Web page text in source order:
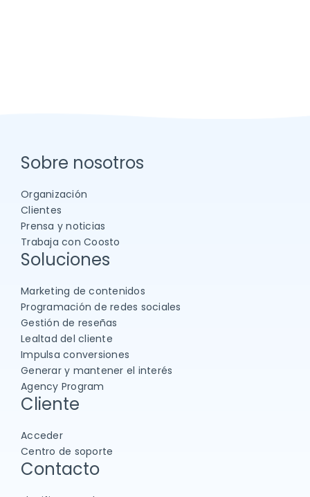
Sobre nosotros
Organización
Clientes
Prensa y noticias
Trabaja con Coosto
Soluciones
Marketing de contenidos
Programación de redes sociales
Gestión de reseñas
Lealtad del cliente
Impulsa conversiones
Generar y mantener el interés
Agency Program
Cliente
Acceder
Centro de soporte
Contacto